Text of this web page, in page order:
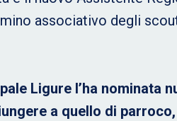
associativo degli
Ligure l’ha nominata
a quello di